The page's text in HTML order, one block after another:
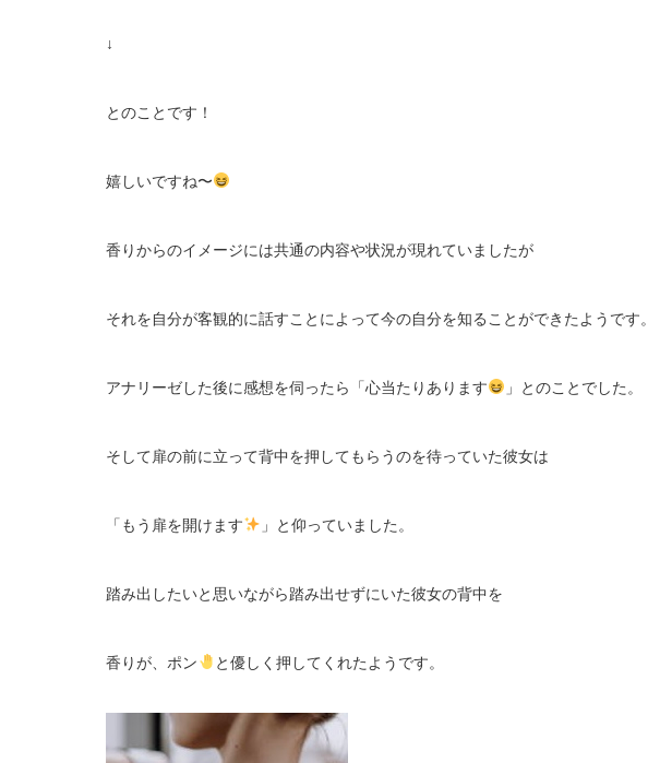
↓
とのことです！
嬉しいですね〜
香りからのイメージには共通の内容や状況が現れていましたが
それを自分が客観的に話すことによって今の自分を知ることができたようです。
アナリーゼした後に感想を伺ったら「心当たりあります 」とのことでした。
そして扉の前に立って背中を押してもらうのを待っていた彼女は
「もう扉を開けます 」と仰っていました。
踏み出したいと思いながら踏み出せずにいた彼女の背中を
香りが、ポン と優しく押してくれたようです。